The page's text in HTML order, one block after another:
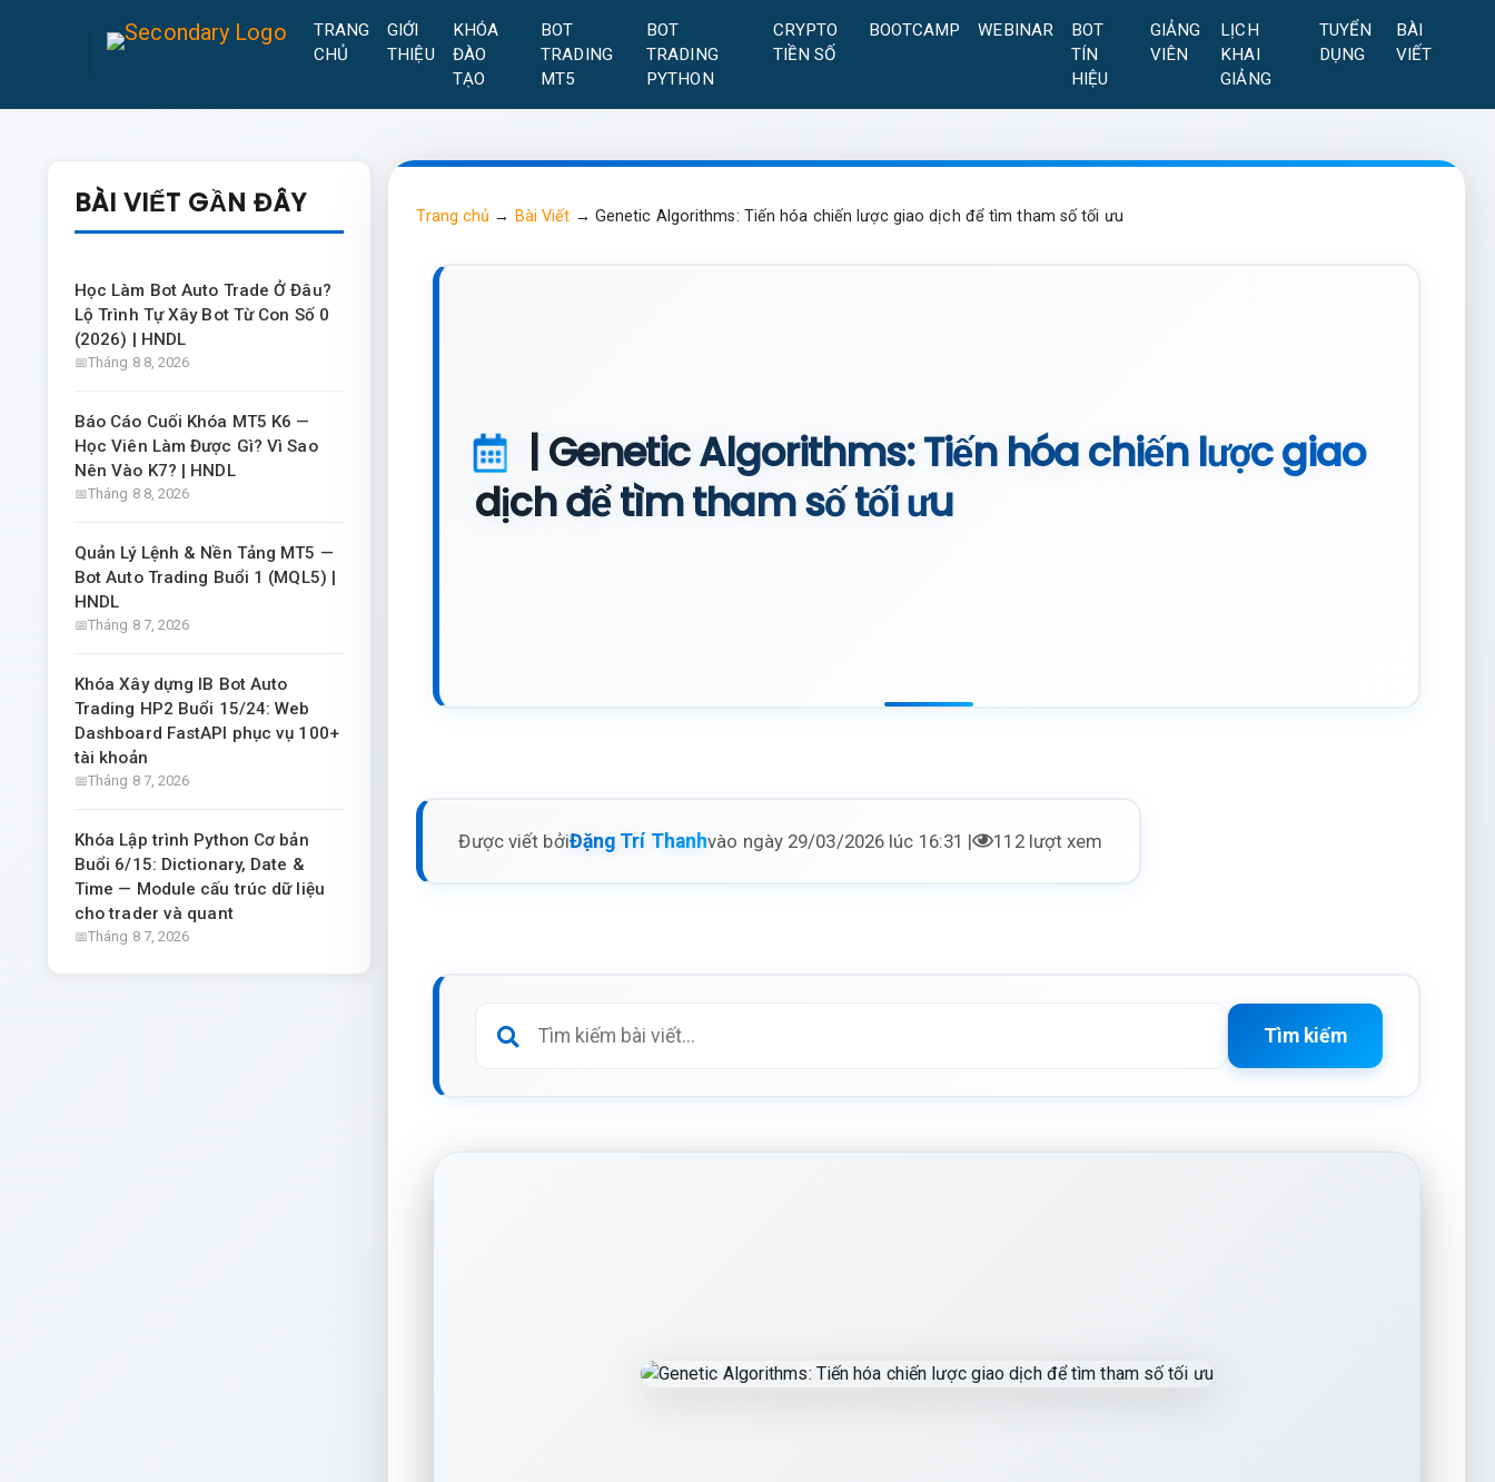
TRANG
CHỦ
GIỚI
THIỆU
KHÓA
ĐÀO
TẠO
BOT
TRADING
MT5
BOT
TRADING
PYTHON
CRYPTO
TIỀN SỐ
BOOTCAMP WEBINAR
BOT
TÍN
HIỆU
GIẢNG
VIÊN
LỊCH
KHAI
GIẢNG
TUYỂN
DỤNG
BÀI
VIẾT
BÀI VIẾT GẦN ĐÂY
Học Làm Bot Auto Trade Ở Đâu?
Lộ Trình Tự Xây Bot Từ Con Số 0
(2026) | HNDL
Tháng 8 8, 2026
Báo Cáo Cuối Khóa MT5 K6 —
Học Viên Làm Được Gì? Vì Sao
Nên Vào K7? | HNDL
Tháng 8 8, 2026
Quản Lý Lệnh & Nền Tảng MT5 —
Bot Auto Trading Buổi 1 (MQL5) |
HNDL
Tháng 8 7, 2026
Khóa Xây dựng IB Bot Auto
Trading HP2 Buổi 15/24: Web
Dashboard FastAPI phục vụ 100+
tài khoản
Tháng 8 7, 2026
Khóa Lập trình Python Cơ bản
Buổi 6/15: Dictionary, Date &
Time — Module cấu trúc dữ liệu
cho trader và quant
Tháng 8 7, 2026
Trang chủ → Bài Viết → Genetic Algorithms: Tiến hóa chiến lược giao dịch để tìm tham số tối ưu
| Genetic Algorithms: Tiến hóa chiến lược giao
dịch để tìm tham số tối ưu
Được viết bởiĐặng Trí Thanhvào ngày 29/03/2026 lúc 16:31 | 112 lượt xem
Tìm kiếm